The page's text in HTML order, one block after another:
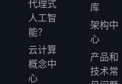
代理式
人工智
能？
云计算
概念中
心
库
架构中
心
产品和
技术常